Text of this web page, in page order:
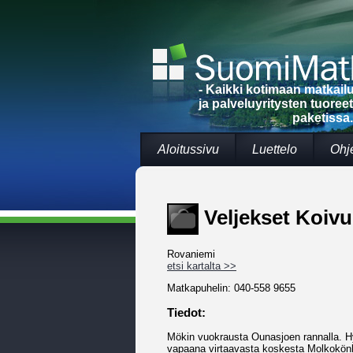
- Kaikki kotimaan
ja palveluyritysten
paketissa.
Aloitussivu Luettelo
Veljekset
Rovaniemi
etsi kartalta >>
Matkapuhelin: 040-558 9655
Tiedot:
Mökin vuokrausta Ounasjoen rannalla.
vapaana virtaavasta koskesta